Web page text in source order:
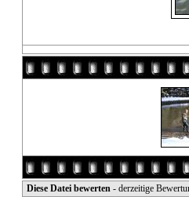
Diese Datei bewerten - derzeitige